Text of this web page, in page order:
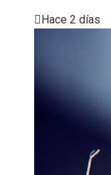
Hace 2 días